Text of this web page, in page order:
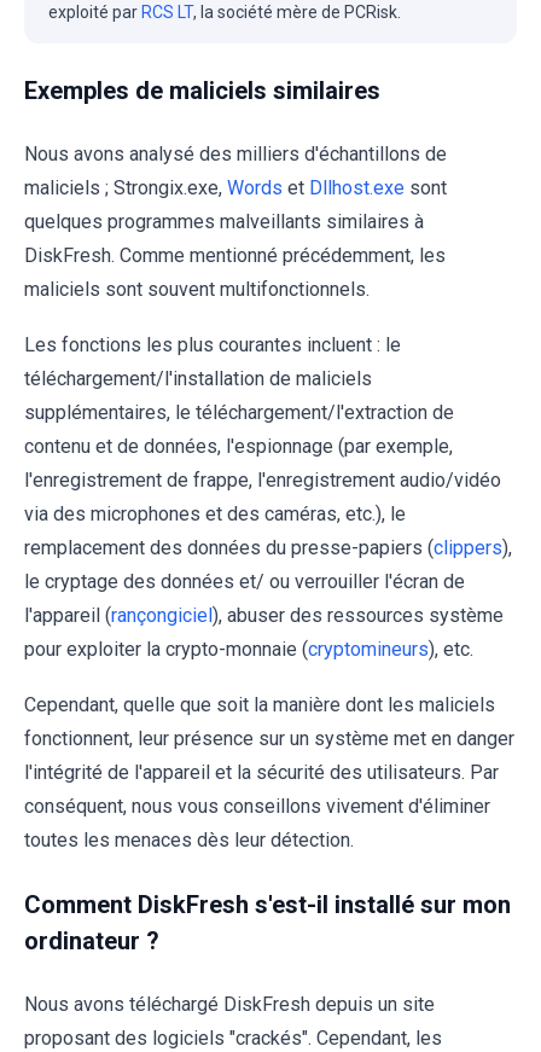
exploité par RCS LT, la société mère de PCRisk.
Exemples de maliciels similaires
Nous avons analysé des milliers d'échantillons de
maliciels ; Strongix.exe, Words et Dllhost.exe sont
quelques programmes malveillants similaires à
DiskFresh. Comme mentionné précédemment, les
maliciels sont souvent multifonctionnels.
Les fonctions les plus courantes incluent : le
téléchargement/l'installation de maliciels
supplémentaires, le téléchargement/l'extraction de
contenu et de données, l'espionnage (par exemple,
l'enregistrement de frappe, l'enregistrement audio/vidéo
via des microphones et des caméras, etc.), le
remplacement des données du presse-papiers (clippers),
le cryptage des données et/ ou verrouiller l'écran de
l'appareil (rançongiciel ), abuser des ressources système
pour exploiter la crypto-monnaie (cryptomineurs), etc.
Cependant, quelle que soit la manière dont les maliciels
fonctionnent, leur présence sur un système met en danger
l'intégrité de l'appareil et la sécurité des utilisateurs. Par
conséquent, nous vous conseillons vivement d'éliminer
toutes les menaces dès leur détection.
Comment DiskFresh s'est-il installé sur mon
ordinateur ?
Nous avons téléchargé DiskFresh depuis un site
proposant des logiciels "crackés". Cependant, les